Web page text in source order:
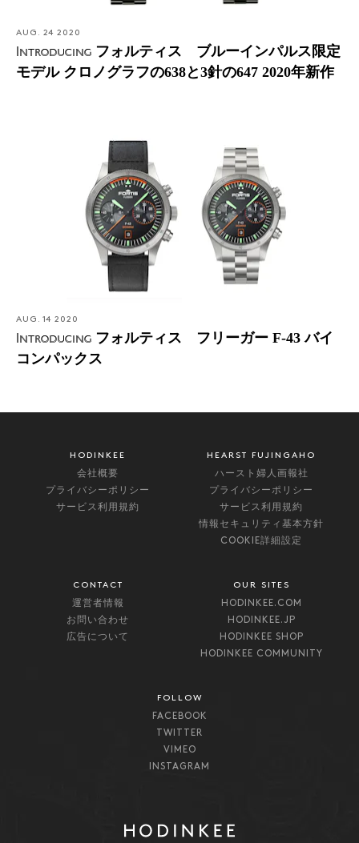
AUG. 24 2020
Introducing フォルティス ブルーインパルス限定
モデル クロノグラフの638と3針の647 2020年新作
AUG. 14 2020
Introducing フォルティス フリーガー F-43 バイ
コンパックス
HODINKEE
会社概要
プライバシーポリシー
サービス利用規約
HEARST FUJINGAHO
ハースト婦人画報社
プライバシーポリシー
サービス利用規約
情報セキュリティ基本方針
COOKIE詳細設定
CONTACT
運営者情報
お問い合わせ
広告について
OUR SITES
HODINKEE.COM
HODINKEE.JP
HODINKEE SHOP
HODINKEE COMMUNITY
FOLLOW
FACEBOOK
TWITTER
VIMEO
INSTAGRAM